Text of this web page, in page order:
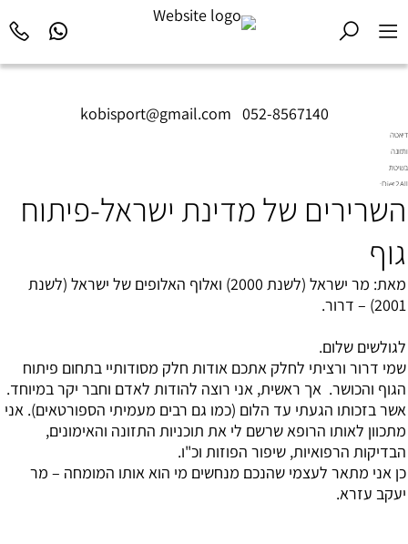
kobisport@gmail.com 052-8567140
דיאטה
ותזונה
בשיטת
Diet2All:
שמאחורי
המושלם.
השרירים של מדינת ישראל-פיתוח
גוף
מאת: מר ישראל (לשנת 2000) ואלוף האלופים של ישראל (לשנת
2001) – דרור.
לגולשים שלום.
שמי דרור ורציתי לחלק אתכם אודות חלק מסודותיי בתחום פיתוח
הגוף והכושר. אך ראשית, אני רוצה להודות לאדם וחבר יקר במיוחד.
אשר בזכותו הגעתי עד הלום (כמו גם רבים מעמיתי הספורטאים). אני
מתכוון לאותו הרופא שרשם לי את תוכניות התזונה והאימונים,
הבדיקות הרפואיות, שיפור הפוזות וכ"ו.
כן אני מתאר לעצמי שהנכם מנחשים מי הוא אותו המומחה – מר
יעקב עזרא.